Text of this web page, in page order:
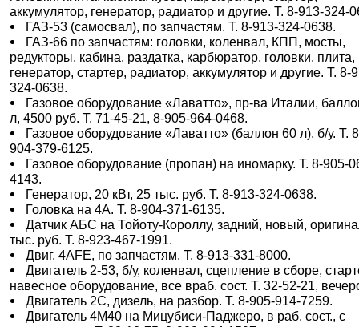
аккумулятор, генератор, радиатор и другие. Т. 8-913-324-
ГАЗ-53 (самосвал), по запчастям. Т. 8-913-324-0638.
ГАЗ-66 по запчастям: головки, коленвал, КПП, мосты,
редукторы, кабина, раздатка, карбюратор, головки, плита,
генератор, стартер, радиатор, аккумулятор и другие. Т. 8-
324-0638.
Газовое оборудование «Лаватто», пр-ва Италии,
л, 4500 руб. Т. 71-45-21, 8-905-964-0468.
Газовое оборудование «Лаватто» (баллон 60 л), б/у. Т.
904-379-6125.
Газовое оборудование (пропан) на иномарку. Т. 8-905-
4143.
Генератор, 20 кВт, 25 тыс. руб. Т. 8-913-324-0638.
Головка на 4А. Т. 8-904-371-6135.
Датчик АБС на Тойоту-Короллу, задний, новый,
тыс. руб. Т. 8-923-467-1991.
Двиг. 4АFE, по запчастям. Т. 8-913-331-8000.
Двигатель 2-53, б/у, коленвал, сцепление в сборе,
навесное оборудование, все враб. сост. Т. 32-52-21,
Двигатель 2С, дизель, на разбор. Т. 8-905-914-7259.
Двигатель 4М40 на Мицубиси-Паджеро, в раб. сост., с